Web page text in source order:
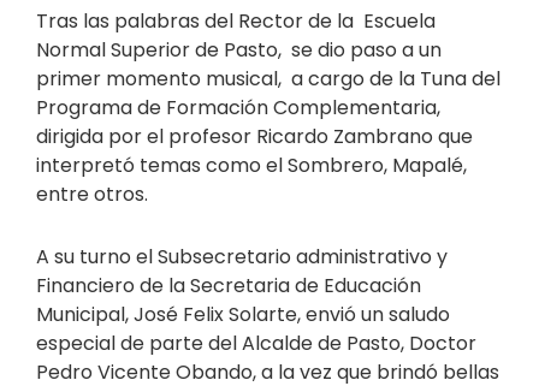
Tras las palabras del Rector de la Escuela
Normal Superior de Pasto, se dio paso a un
primer momento musical, a cargo de la Tuna del
Programa de Formación Complementaria,
dirigida por el profesor Ricardo Zambrano que
interpretó temas como el Sombrero, Mapalé,
entre otros.
A su turno el Subsecretario administrativo y
Financiero de la Secretaria de Educación
Municipal, José Felix Solarte, envió un saludo
especial de parte del Alcalde de Pasto, Doctor
Pedro Vicente Obando, a la vez que brindó bellas